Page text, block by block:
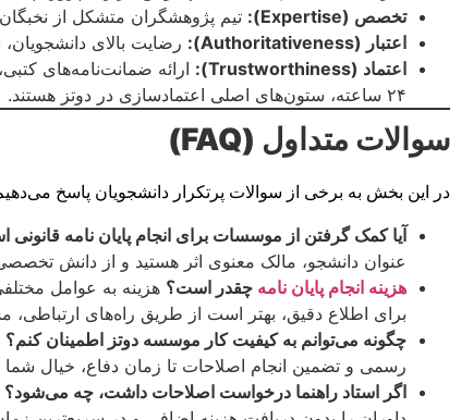
تخصص (Expertise):
تیم پژوهشگران متشکل از
اعتبار (Authoritativeness):
رضایت بالای
اعتماد (Trustworthiness):
ارائه ضمانت‌نامه‌های
۲۴ ساعته، ستون‌های اصلی اعتمادسازی در دوتز هستند.
سوالات متداول (FAQ)
در این بخش به برخی از سوالات پرتکرار دانشجویان پاسخ
آیا کمک گرفتن از موسسات برای انجام پایان نامه
عنوان دانشجو، مالک معنوی اثر هستید و از دانش
هزینه انجام پایان نامه چقدر است؟ هزینه به عوامل
برای اطلاع دقیق، بهتر است از طریق راه‌های ارتباطی،
چگونه می‌توانم به کیفیت کار موسسه دوتز اطمینان کنم؟
رسمی و تضمین انجام اصلاحات تا زمان دفاع، خیال شما
اگر استاد راهنما درخواست اصلاحات داشت، چه می‌شود؟